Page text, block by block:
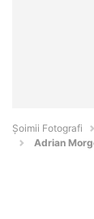
Șoimii Fotografi
Adrian